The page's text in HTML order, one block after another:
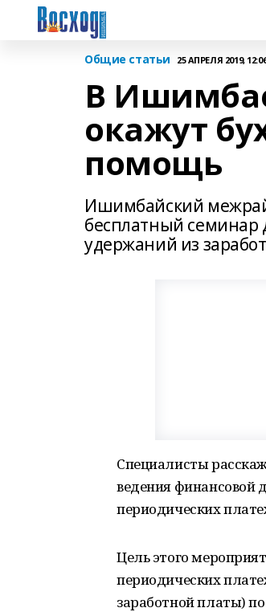
Общие статьи 25 АПРЕЛЯ 2019,
В
окажут
помощь
Ишимбайский
бесплатный семинар
удержаний из
Специалисты
ведения финансовой
периодических
Цель этого
периодических
заработной платы)